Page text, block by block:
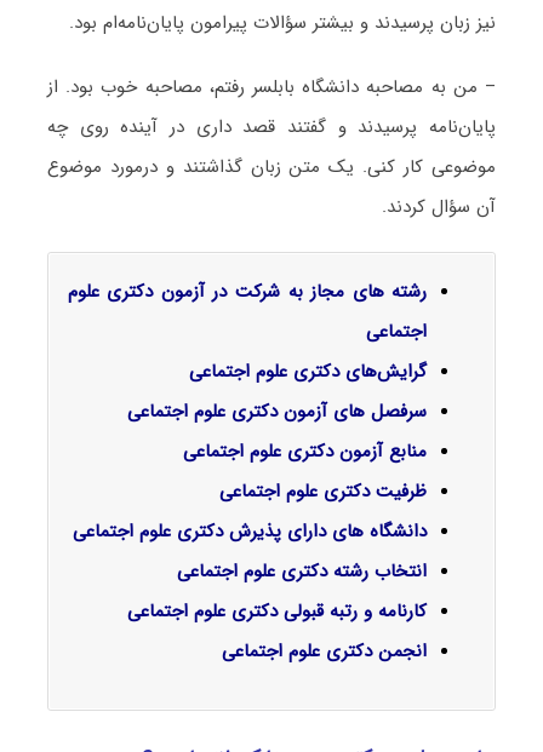
نیز زبان پرسیدند و بیشتر سؤالات پیرامون پایان‌نامه‌ام بود.
– من به مصاحبه دانشگاه بابلسر رفتم، مصاحبه خوب بود. از
پایان‌نامه پرسیدند و گفتند قصد داری در آینده روی چه
موضوعی کار کنی. یک متن زبان گذاشتند و درمورد موضوع
آن سؤال کردند.
رشته های مجاز به شرکت در آزمون دکتری علوم
اجتماعی
گرایش‌های دکتری علوم اجتماعی
سرفصل‌ های آزمون دکتری علوم اجتماعی
منابع آزمون دکتری علوم اجتماعی
ظرفیت دکتری علوم اجتماعی
دانشگاه های دارای پذیرش دکتری علوم اجتماعی
انتخاب رشته دکتری علوم اجتماعی
کارنامه و رتبه قبولی دکتری علوم اجتماعی
انجمن دکتری علوم اجتماعی